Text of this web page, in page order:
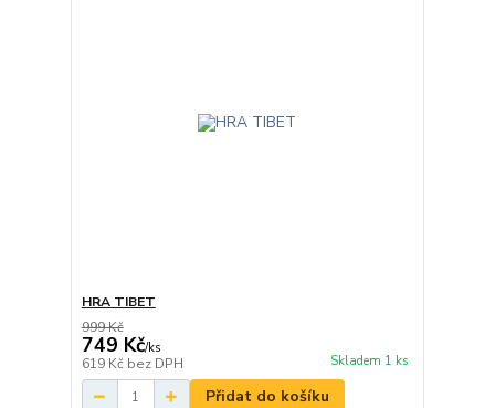
HRA TIBET
999 Kč
749 Kč/ks
619 Kč bez DPH Skladem 1 ks
Přidat do košíku